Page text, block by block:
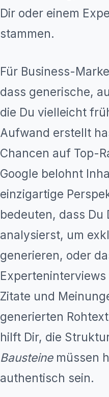
Dir oder einem
stammen.
Für Business-
dass generische,
die Du vielleicht
Aufwand erstellt
Chancen auf Top-
Google belohnt
einzigartige
bedeuten, dass Du
analysierst, um
generieren, oder
Zitate und
generierten
hilft Dir, die
Bausteinemüssen
authentisch sein.